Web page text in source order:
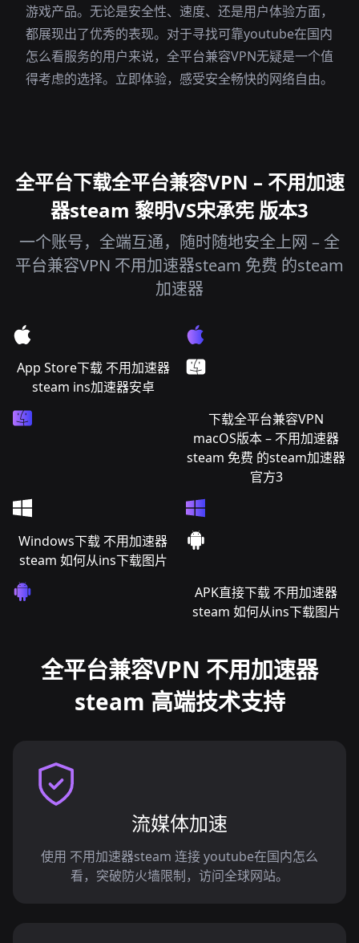
游戏产品。无论是安全性、速度、还是用户体验方面，
都展现出了优秀的表现。对于寻找可靠youtube在国内
怎么看服务的用户来说，全平台兼容VPN无疑是一个值
得考虑的选择。立即体验，感受安全畅快的网络自由。
全平台下载全平台兼容VPN – 不用加速
器steam 黎明VS宋承宪 版本3
一个账号，全端互通，随时随地安全上网 – 全
平台兼容VPN 不用加速器steam 免费 的steam
加速器
App Store下载 不用加速器
steam ins加速器安卓
下载全平台兼容VPN
macOS版本 – 不用加速器
steam 免费 的steam加速器
官方3
Windows下载 不用加速器
steam 如何从ins下载图片
APK直接下载 不用加速器
steam 如何从ins下载图片
全平台兼容VPN 不用加速器
steam 高端技术支持
流媒体加速
使用 不用加速器steam 连接 youtube在国内怎么
看，突破防火墙限制，访问全球网站。